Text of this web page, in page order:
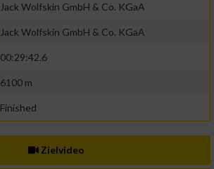
Jack Wolfskin GmbH & Co. KGaA
Jack Wolfskin GmbH & Co. KGaA
00:29:42.6
6100 m
Finished
Zielvideo